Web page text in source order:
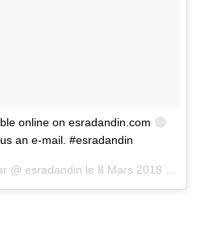
online on esradandin.com
an e-mail. #esradandin
@ esradandin le 8 Mars 2018 à 11 :51 PST